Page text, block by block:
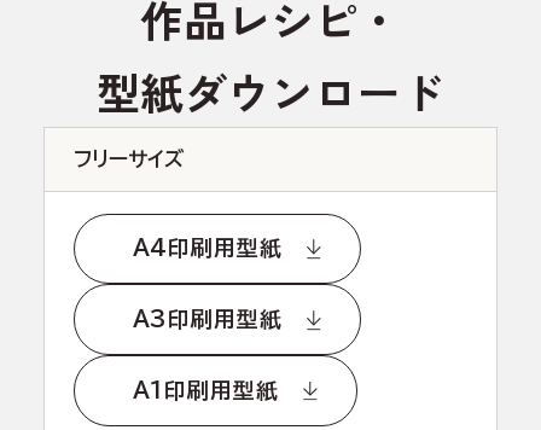
作品レシピ・
型紙ダウンロード
フリーサイズ
A4印刷用型紙
A3印刷用型紙
A1印刷用型紙